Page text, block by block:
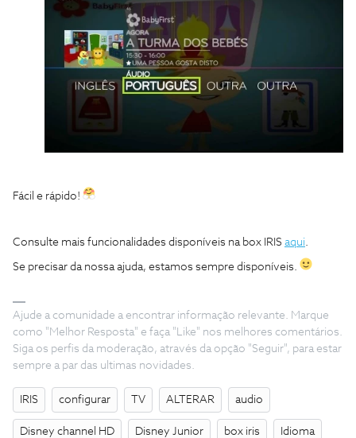
Fácil e rápido!
Consulte mais funcionalidades disponíveis na box IRIS aqui
Se precisar da nossa ajuda, estamos sempre disponíveis.
Ajude a comunidade a encontrar informação relevante. Marque
como "Melhor Resposta" e faça "Like" nos melhores comentários.
Siga os perfis da moderação, através da opção "Seguir", para estar
sempre a par das ultimas novidades.
IRIS configurar TV ALTERAR audio
Disney channel HD Disney Junior box iris Idioma